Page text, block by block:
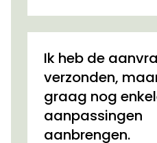
Ik heb de
verzonden,
graag nog
aanpassingen
aanbrengen.